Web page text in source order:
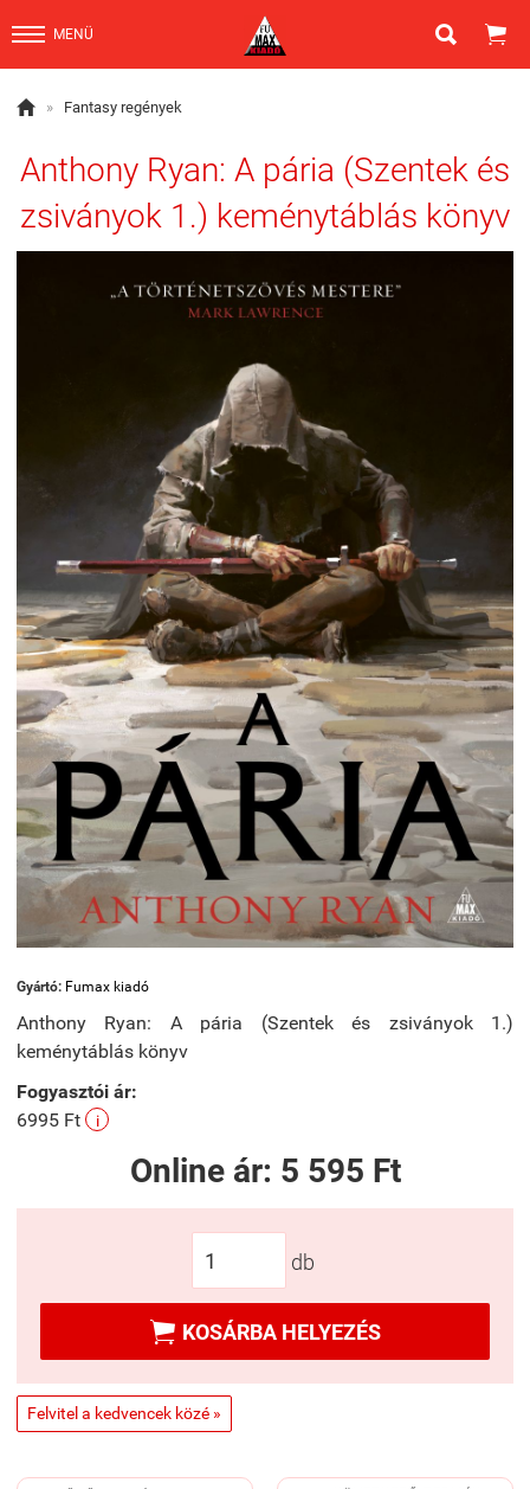
MENÜ  
 » Fantasy regények
Anthony Ryan: A pária (Szentek és
zsiványok 1.) keménytáblás könyv
Gyártó: Fumax kiadó
Anthony Ryan: A pária (Szentek és zsiványok 1.)
keménytáblás könyv
Fogyasztói ár:
6995 Ft
i
Online ár: 5 595 Ft
db
 KOSÁRBA HELYEZÉS
Felvitel a kedvencek közé »